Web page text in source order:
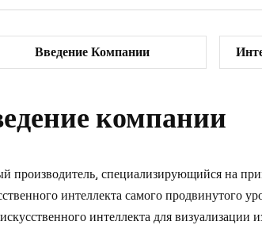
Введение Компании
компании
специализирующийся на
интеллекта самого продвинутого
интеллекта для